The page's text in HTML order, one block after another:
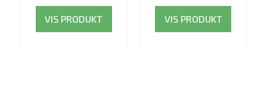
VIS PRODUKT VIS PRODUKT